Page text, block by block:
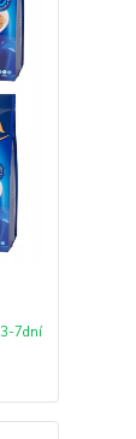
3-7dní